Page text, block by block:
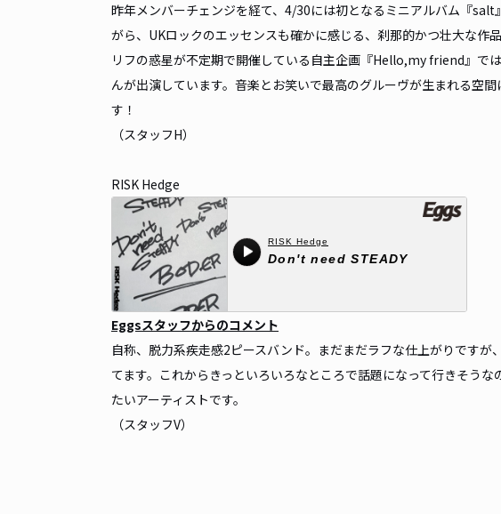
昨年メンバーチェンジを経て、4/30には初となるミニアルバム『
がら、UKロックのエッセンスも確かに感じる、刹那的かつ壮大な作品
リフの惑星が不定期で開催している自主企画『Hello,my friend』で
んが出演しています。音楽とお笑いで最高のグルーヴが生まれる空
す！
（スタッフH）
RISK Hedge
Eggsスタッフからのコメント
自称、脱力系疾走感2ピースバンド。まだまだラフな仕上がりです
てます。これからきっといろいろなところで話題になって行きそう
たいアーティストです。
（スタッフV）